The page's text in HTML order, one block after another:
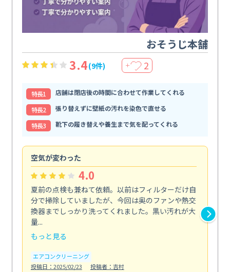
おそうじ本舗
3.4(9件) ＋ 2
特⻑1
店舗は閉店後の時間に合わせて作業してくれる
特⻑2
張り替えずに壁紙の汚れを染色で直せる
特⻑3
靴下の履き替えや養生まで気を配ってくれる
空気が変わった
4.0
夏前の点検も兼ねて依頼。以前はフィルターだけ自
分で掃除していましたが、今回は奥のファンや熱交
換器までしっかり洗ってくれました。黒い汚れが大
量...
もっと見る
エアコンクリーニング
投稿日：2025/02/23
投稿者：吉村